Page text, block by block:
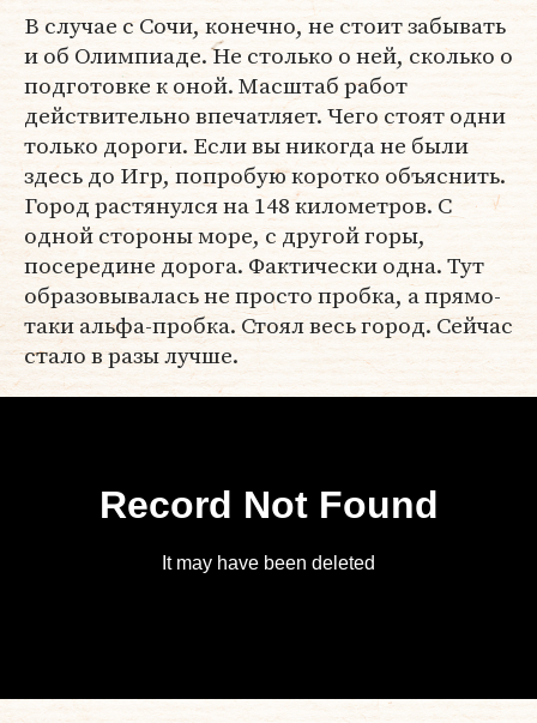
В случае с Сочи, конечно, не стоит забывать
и об Олимпиаде. Не столько о ней, сколько о
подготовке к оной. Масштаб работ
действительно впечатляет. Чего стоят одни
только дороги. Если вы никогда не были
здесь до Игр, попробую коротко объяснить.
Город растянулся на 148 километров. С
одной стороны море, с другой горы,
посередине дорога. Фактически одна. Тут
образовывалась не просто пробка, а прямо-
таки альфа-пробка. Стоял весь город. Сейчас
стало в разы лучше.